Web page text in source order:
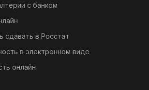
с банком
сдавать в Росстат
в электронном виде
онлайн